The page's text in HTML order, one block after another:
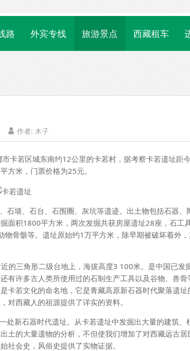
路 外宾专线 旅游景点 西藏租车
 作者: 木子
若区城东南约12公里的卡若村，据考察卡若遗址距
方米，门票价格为25元。
墙、石台、石围圈、灰坑等遗迹。出土物包括石器、
面积1800平方米，两次发掘共获房屋遗址28座，石工
骨骸等。遗址原始约1万平方米，除早期被破坏着外
三角形二级台地上，海拔高度3 100米。是中国已发
有许多古人类所使用过的石制生产工具以及谷物、兽骨
卡若文化的命名地，它是青藏高原新石器时代聚落遗址
对西藏人的祖源提供了详实的资料。
新石器时代遗址。从卡若遗址中发掘出大量的建筑、
土的大量遗物的分析，不但使我们增加了对西藏远古居
社会史，风俗史提供了实物证据。